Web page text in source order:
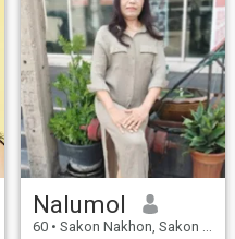
Nalumol
60 • Sakon Nakhon, Sakon Nakhon, Thailand